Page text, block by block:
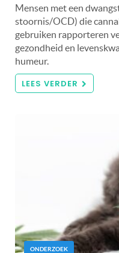
Mensen met een
stoornis/OCD) die
gebruiken rapporteren
gezondheid en
humeur.
LEES VERDER
ONDERZOEK